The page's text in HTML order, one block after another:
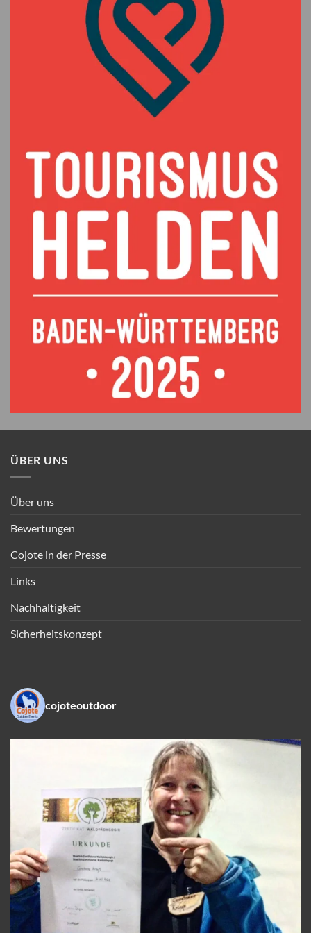
ÜBER UNS
Über uns
Bewertungen
Cojote in der Presse
Links
Nachhaltigkeit
Sicherheitskonzept
cojoteoutdoor